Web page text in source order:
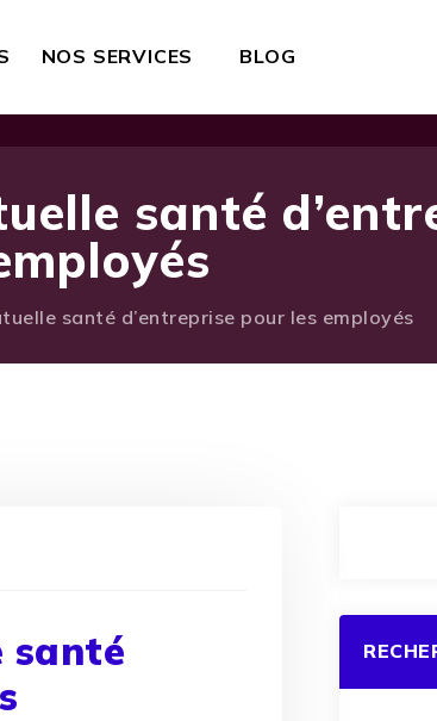
NOS SERVICES BLOG
santé
santé d’entreprise pour les employés
santé